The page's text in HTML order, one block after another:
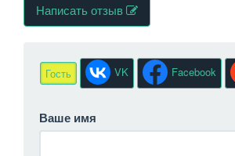
Написать отзыв
Гость VK Facebook
Ваше имя